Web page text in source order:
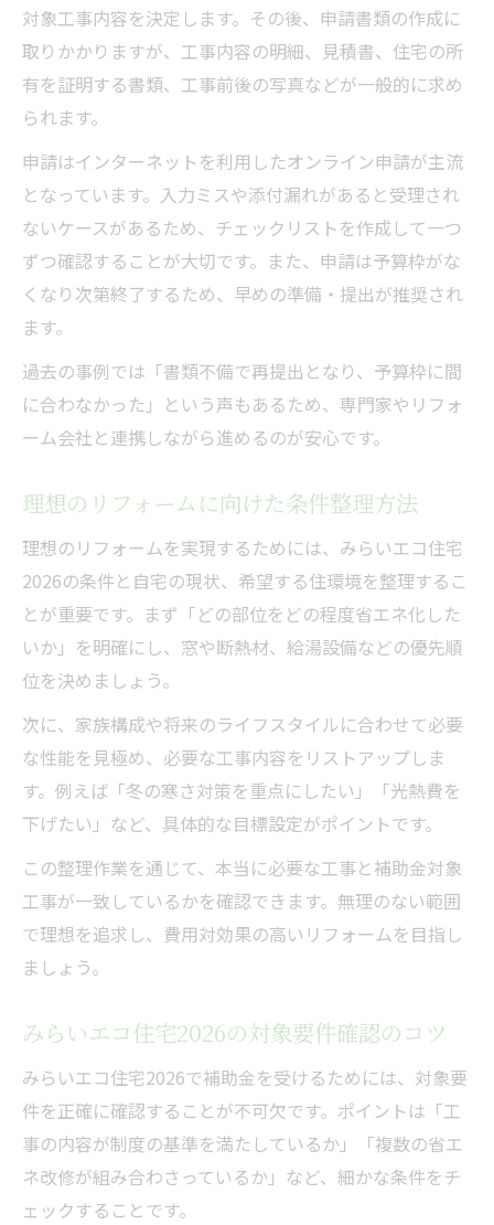
対象工事内容を決定します。その後、申請書類の作成に
取りかかりますが、工事内容の明細、見積書、住宅の所
有を証明する書類、工事前後の写真などが一般的に求め
られます。
申請はインターネットを利用したオンライン申請が主流
となっています。入力ミスや添付漏れがあると受理され
ないケースがあるため、チェックリストを作成して一つ
ずつ確認することが大切です。また、申請は予算枠がな
くなり次第終了するため、早めの準備・提出が推奨され
ます。
過去の事例では「書類不備で再提出となり、予算枠に間
に合わなかった」という声もあるため、専門家やリフォ
ーム会社と連携しながら進めるのが安心です。
理想のリフォームに向けた条件整理方法
理想のリフォームを実現するためには、みらいエコ住宅
2026の条件と自宅の現状、希望する住環境を整理するこ
とが重要です。まず「どの部位をどの程度省エネ化した
いか」を明確にし、窓や断熱材、給湯設備などの優先順
位を決めましょう。
次に、家族構成や将来のライフスタイルに合わせて必要
な性能を見極め、必要な工事内容をリストアップしま
す。例えば「冬の寒さ対策を重点にしたい」「光熱費を
下げたい」など、具体的な目標設定がポイントです。
この整理作業を通じて、本当に必要な工事と補助金対象
工事が一致しているかを確認できます。無理のない範囲
で理想を追求し、費用対効果の高いリフォームを目指し
ましょう。
みらいエコ住宅2026の対象要件確認のコツ
みらいエコ住宅2026で補助金を受けるためには、対象要
件を正確に確認することが不可欠です。ポイントは「工
事の内容が制度の基準を満たしているか」「複数の省エ
ネ改修が組み合わさっているか」など、細かな条件をチ
ェックすることです。